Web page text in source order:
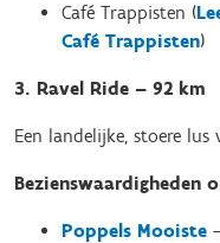
Café Trappisten (
Café Trappisten)
3. Ravel Ride – 92 km
Een landelijke, stoere lus
Bezienswaardigheden
Poppels Mooiste